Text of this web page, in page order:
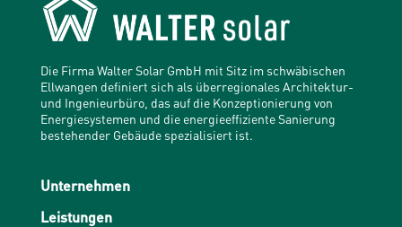
Die Firma Walter Solar GmbH mit Sitz im schwäbischen
Ellwangen definiert sich als überregionales Architektur-
und Ingenieurbüro, das auf die Konzeptionierung von
Energiesystemen und die energieeffiziente Sanierung
bestehender Gebäude spezialisiert ist.
Unternehmen
Leistungen